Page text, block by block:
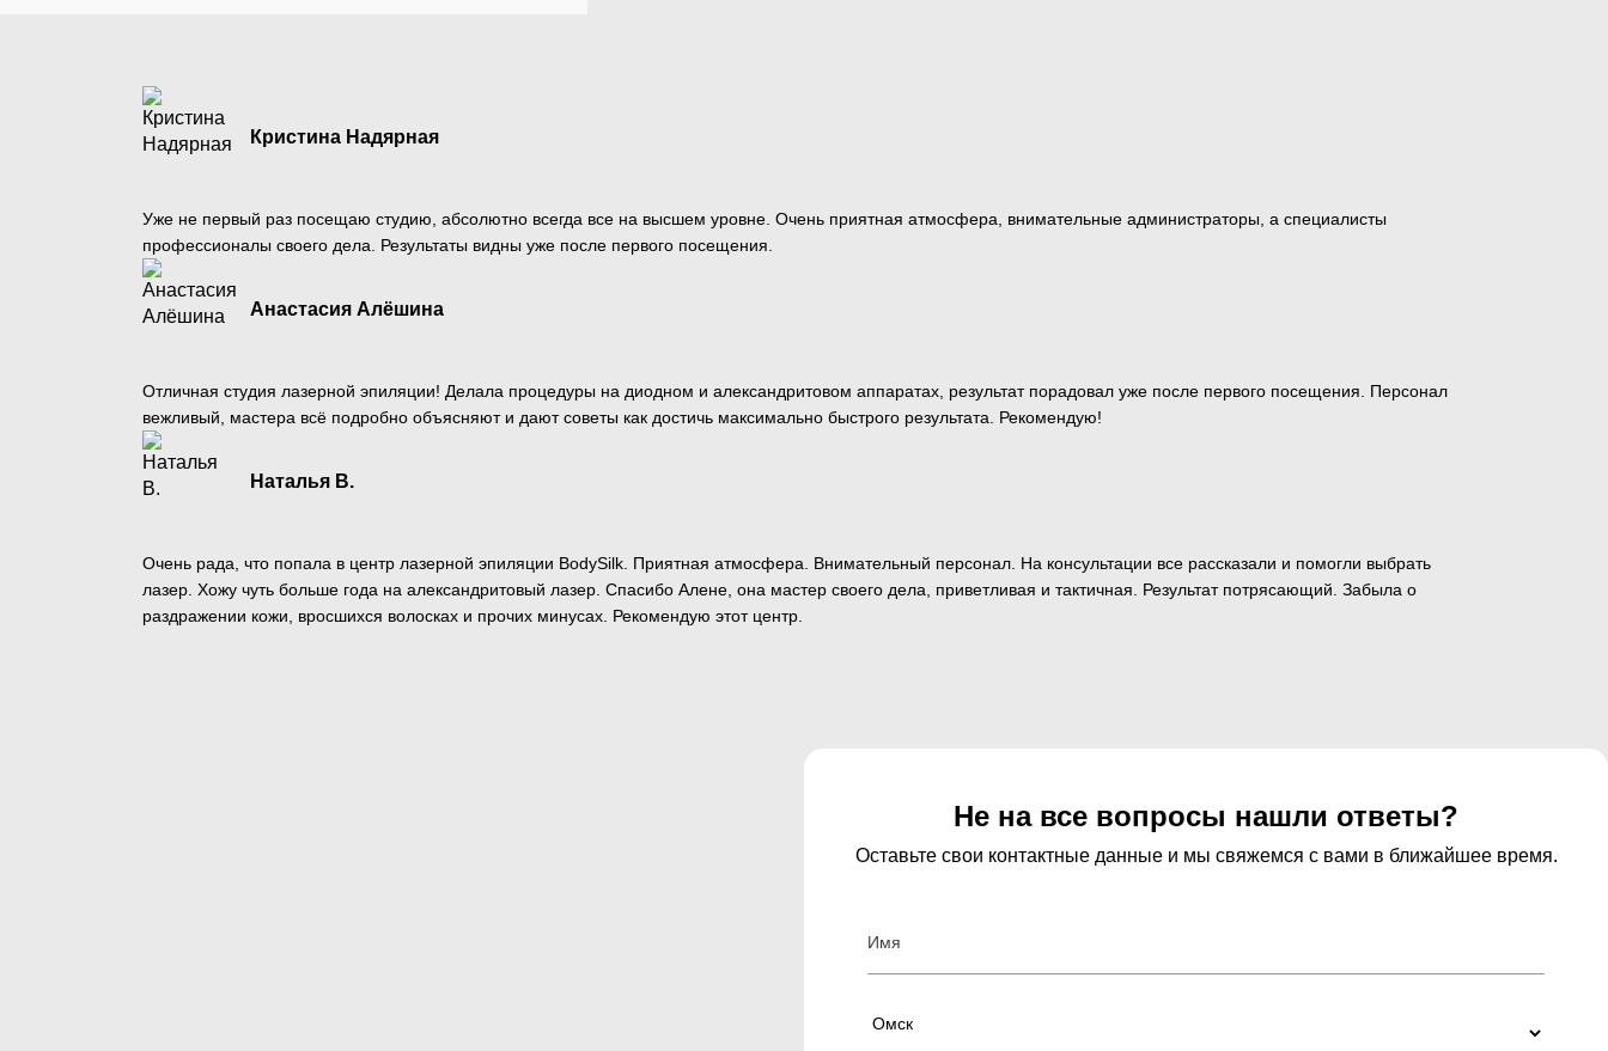
Кристина Надярная
Уже не первый раз посещаю студию, абсолютно всегда все на высшем уровне. Очень приятная атмосфера, внимательные администраторы, а специалисты
профессионалы своего дела. Результаты видны уже после первого посещения.
Анастасия Алёшина
Отличная студия лазерной эпиляции! Делала процедуры на диодном и александритовом аппаратах, результат порадовал уже после первого посещения. Персонал
вежливый, мастера всё подробно объясняют и дают советы как достичь максимально быстрого результата. Рекомендую!
Наталья В.
Очень рада, что попала в центр лазерной эпиляции BodySilk. Приятная атмосфера. Внимательный персонал. На консультации все рассказали и помогли выбрать
лазер. Хожу чуть больше года на александритовый лазер. Спасибо Алене, она мастер своего дела, приветливая и тактичная. Результат потрясающий. Забыла о
раздражении кожи, вросшихся волосках и прочих минусах. Рекомендую этот центр.
Не на все вопросы нашли ответы?
Оставьте свои контактные данные и мы свяжемся с вами в ближайшее время.